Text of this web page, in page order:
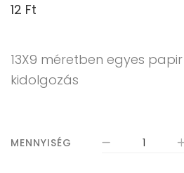
12 Ft
13X9 méretben egyes
kidolgozás
MENNYISÉG